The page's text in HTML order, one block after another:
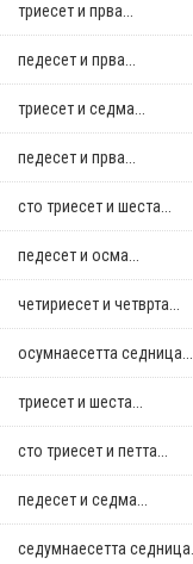
триесет и прва...
педесет и прва...
триесет и седма...
педесет и прва...
сто триесет и шеста...
педесет и осма...
четириесет и четврта...
осумнaесетта седница...
триесет и шеста...
сто триесет и петта...
педесет и седма...
седумнаесетта седница...